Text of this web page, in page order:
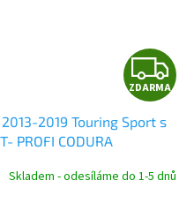
Z
D
R
ZDARMA
2019 Touring Sport s
PROFI CODURA
Skladem - odesíláme do 1-5 dnů